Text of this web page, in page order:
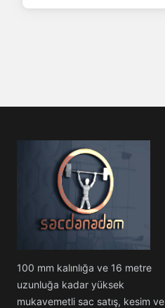
100 mm kalınlığa ve 16 metre
uzunluğa kadar yüksek
mukavemetli sac satış, kesim ve